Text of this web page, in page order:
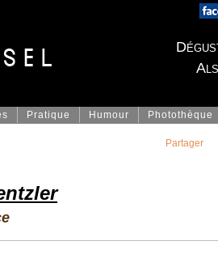
Pratique Humour Photothèque
Partager